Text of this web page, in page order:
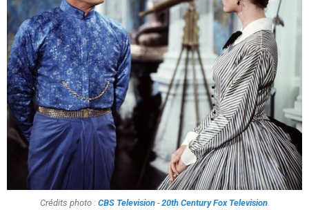
Crédits photo : CBS Television-20th Century Fox Television.